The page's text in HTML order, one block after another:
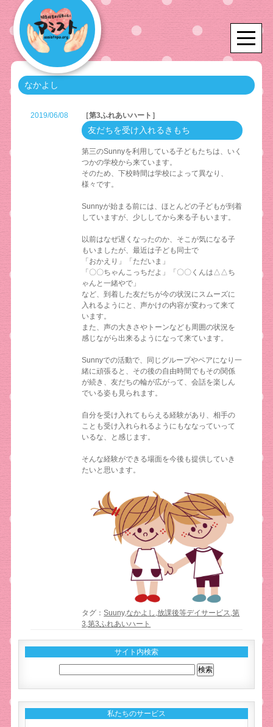
なかよし
2019/06/08 ［第3ふれあいハート］
友だちを受け入れるきもち
第三のSunnyを利用している子どもたちは、いく
つかの学校から来ています。
そのため、下校時間は学校によって異なり、
様々です。
Sunnyが始まる前には、ほとんどの子どもが到着
していますが、少ししてから来る子もいます。
以前はなぜ遅くなったのか、そこが気になる子
もいましたが、最近は子ども同士で
「おかえり」「ただいま」
「〇〇ちゃんこっちだよ」「〇〇くんは△△ち
ゃんと一緒やで」
など、到着した友だちが今の状況にスムーズに
入れるようにと、声かけの内容が変わって来て
います。
また、声の大きさやトーンなども周囲の状況を
感じながら出来るようになって来ています。
Sunnyでの活動で、同じグループやペアになり一
緒に頑張ると、その後の自由時間でもその関係
が続き、友だちの輪が広がって、会話を楽しん
でいる姿も見られます。
自分を受け入れてもらえる経験があり、相手の
ことも受け入れられるようにもななっていって
いるな、と感じます。
そんな経験ができる場面を今後も提供していき
たいと思います。
タグ：Suuny, なかよし ,放課後等デイサービス ,第
3 ,第3ふれあいハート
サイト内検索
私たちのサービス